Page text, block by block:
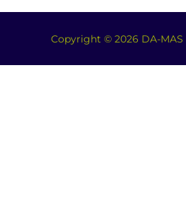
Copyright © 2026 DA-MAS